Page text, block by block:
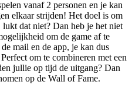
vanaf 2 personen en je kan
elkaar strijden! Het doel is om
dat niet? Dan heb je het niet
om de game af te
mail en de app, je kan dus
om te combineren met een
jullie op tijd de uitgang? Dan
op de Wall of Fame.